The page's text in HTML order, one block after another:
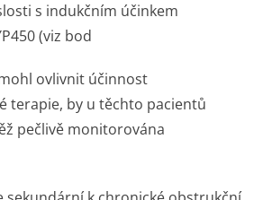
s indukčním účinkem
(viz bod
ovlivnit účinnost
terapie, by u těchto pacientů
pečlivě monitorována